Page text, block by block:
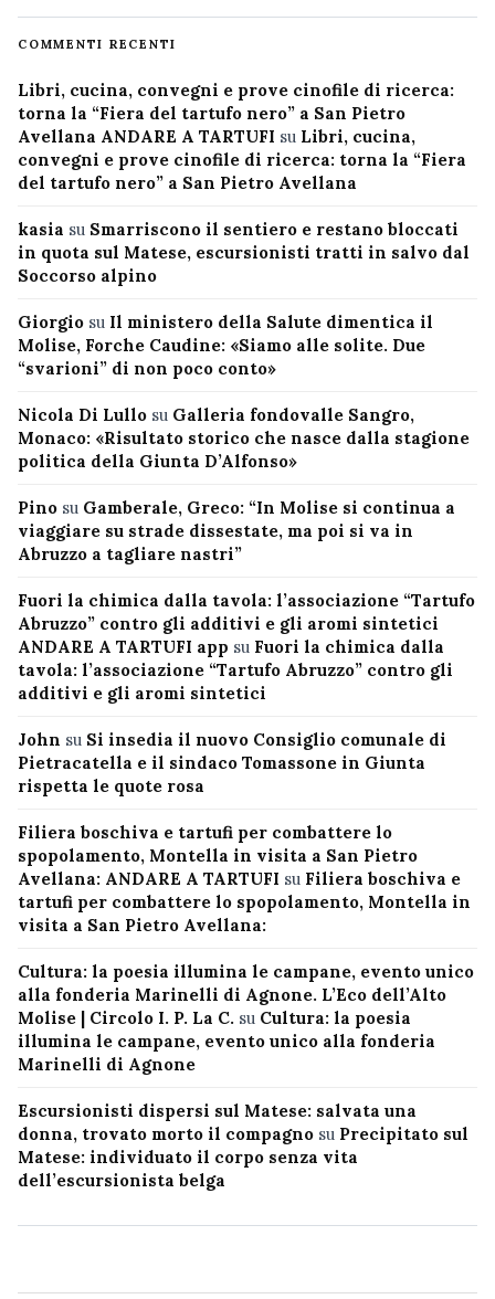
COMMENTI RECENTI
Libri, cucina, convegni e prove cinofile di ricerca:
torna la “Fiera del tartufo nero” a San Pietro
Avellana ANDARE A TARTUFI su Libri, cucina,
convegni e prove cinofile di ricerca: torna la “Fiera
del tartufo nero” a San Pietro Avellana
kasia su Smarriscono il sentiero e restano bloccati
in quota sul Matese, escursionisti tratti in salvo dal
Soccorso alpino
Giorgio su Il ministero della Salute dimentica il
Molise, Forche Caudine: «Siamo alle solite. Due
“svarioni” di non poco conto»
Nicola Di Lullo su Galleria fondovalle Sangro,
Monaco: «Risultato storico che nasce dalla stagione
politica della Giunta D’Alfonso»
Pino su Gamberale, Greco: “In Molise si continua a
viaggiare su strade dissestate, ma poi si va in
Abruzzo a tagliare nastri”
Fuori la chimica dalla tavola: l’associazione “Tartufo
Abruzzo” contro gli additivi e gli aromi sintetici
ANDARE A TARTUFI app su Fuori la chimica dalla
tavola: l’associazione “Tartufo Abruzzo” contro gli
additivi e gli aromi sintetici
John su Si insedia il nuovo Consiglio comunale di
Pietracatella e il sindaco Tomassone in Giunta
rispetta le quote rosa
Filiera boschiva e tartufi per combattere lo
spopolamento, Montella in visita a San Pietro
Avellana: ANDARE A TARTUFI su Filiera boschiva e
tartufi per combattere lo spopolamento, Montella in
visita a San Pietro Avellana:
Cultura: la poesia illumina le campane, evento unico
alla fonderia Marinelli di Agnone. L’Eco dell’Alto
Molise | Circolo I. P. La C. su Cultura: la poesia
illumina le campane, evento unico alla fonderia
Marinelli di Agnone
Escursionisti dispersi sul Matese: salvata una
donna, trovato morto il compagno su Precipitato sul
Matese: individuato il corpo senza vita
dell’escursionista belga